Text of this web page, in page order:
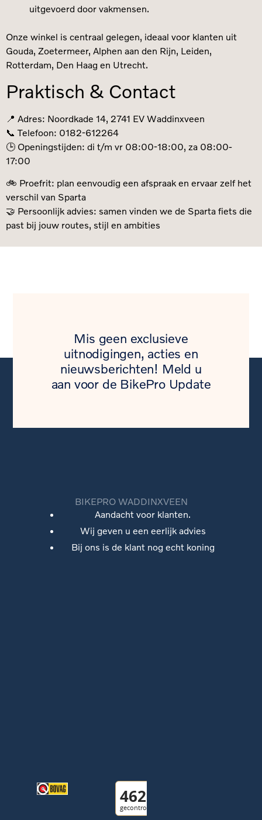
uitgevoerd door vakmensen.
Onze winkel is centraal gelegen, ideaal voor klanten uit
Gouda, Zoetermeer, Alphen aan den Rijn, Leiden,
Rotterdam, Den Haag en Utrecht.
Praktisch & Contact
📍 Adres: Noordkade 14, 2741 EV Waddinxveen
📞 Telefoon: 0182-612264
🕒 Openingstijden: di t/m vr 08:00-18:00, za 08:00-
17:00
🚲 Proefrit: plan eenvoudig een afspraak en ervaar zelf het
verschil van Sparta
🤝 Persoonlijk advies: samen vinden we de Sparta fiets die
past bij jouw routes, stijl en ambities
Mis geen exclusieve
uitnodigingen, acties en
nieuwsberichten! Meld u
aan voor de BikePro Update
BIKEPRO WADDINXVEEN
Aandacht voor klanten.
Wij geven u een eerlijk advies
Bij ons is de klant nog echt koning